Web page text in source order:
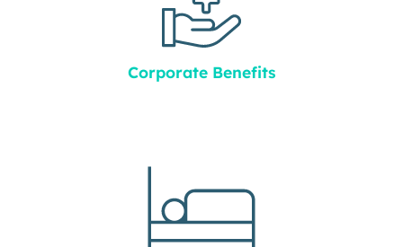
Corporate Benefits